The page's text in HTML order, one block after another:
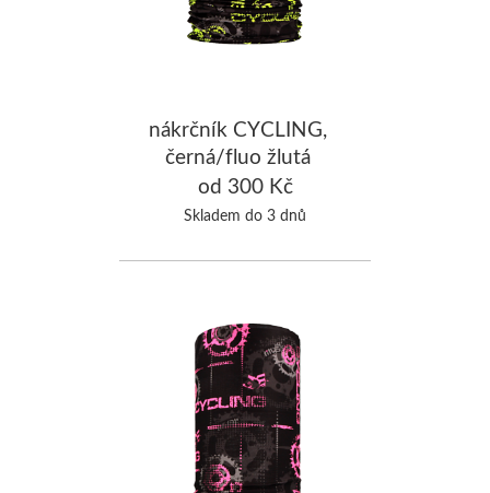
nákrčník CYCLING,
černá/fluo žlutá
od 300 Kč
Skladem do 3 dnů